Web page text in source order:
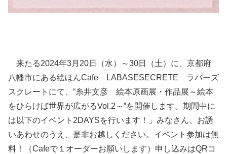
来たる2024年3月20日（水）～30日（土）に、京都府
八幡市にある絵ほんCafe LABASESECRETE ラバーズ
スクレートにて、“糸井文彦 絵本原画展・作品展～絵本
をひらけば世界が広がるVol.2～”を開催します。期間中に
は以下のイベント2DAYSを行います！」みなさん、お誘
いあわせのうえ、是非お越しください。イベント参加は無
料！（Cafeで１オーダーお願いします）申し込みはQRコ